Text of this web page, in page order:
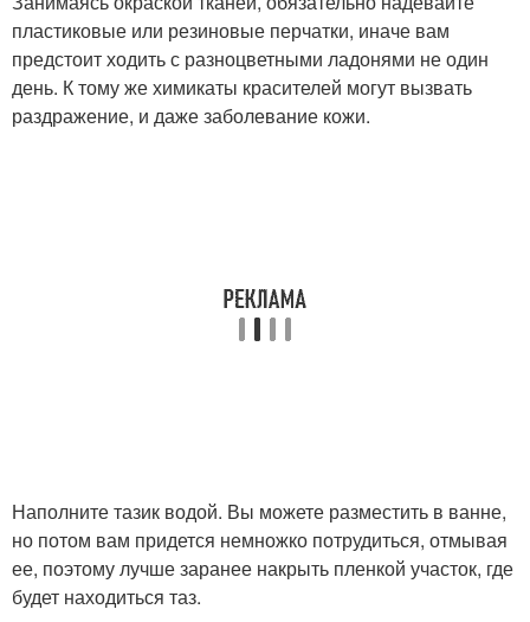
пластиковые или резиновые перчатки, иначе вам
предстоит ходить с разноцветными ладонями не один
день. К тому же химикаты красителей могут вызвать
раздражение, и даже заболевание кожи.
Наполните тазик водой. Вы можете разместить в ванне,
но потом вам придется немножко потрудиться, отмывая
ее, поэтому лучше заранее накрыть пленкой участок, где
будет находиться таз.